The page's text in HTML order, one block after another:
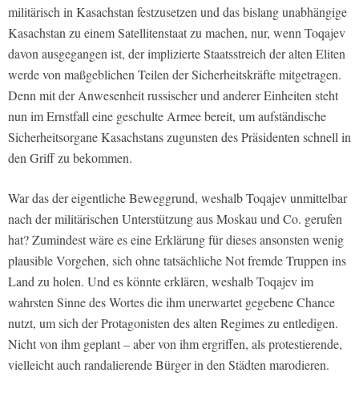
militärisch in Kasachstan festzusetzen und das bislang unabhängige
Kasachstan zu einem Satellitenstaat zu machen, nur, wenn Toqajev
davon ausgegangen ist, der implizierte Staatsstreich der alten Eliten
werde von maßgeblichen Teilen der Sicherheitskräfte mitgetragen.
Denn mit der Anwesenheit russischer und anderer Einheiten steht
nun im Ernstfall eine geschulte Armee bereit, um aufständische
Sicherheitsorgane Kasachstans zugunsten des Präsidenten schnell in
den Griff zu bekommen.
War das der eigentliche Beweggrund, weshalb Toqajev unmittelbar
nach der militärischen Unterstützung aus Moskau und Co. gerufen
hat? Zumindest wäre es eine Erklärung für dieses ansonsten wenig
plausible Vorgehen, sich ohne tatsächliche Not fremde Truppen ins
Land zu holen. Und es könnte erklären, weshalb Toqajev im
wahrsten Sinne des Wortes die ihm unerwartet gegebene Chance
nutzt, um sich der Protagonisten des alten Regimes zu entledigen.
Nicht von ihm geplant – aber von ihm ergriffen, als protestierende,
vielleicht auch randalierende Bürger in den Städten marodieren.